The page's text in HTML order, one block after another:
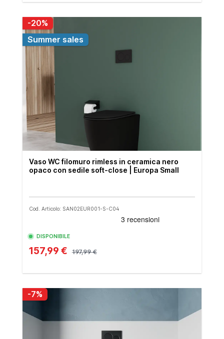
-20%
Summer sales
Vaso WC filomuro rimless in ceramica nero
opaco con sedile soft-close | Europa Small
Cod. Articolo: SAN02EUR001-S-C04
DISPONIBILE
157,99 € 197,99 €
-7%